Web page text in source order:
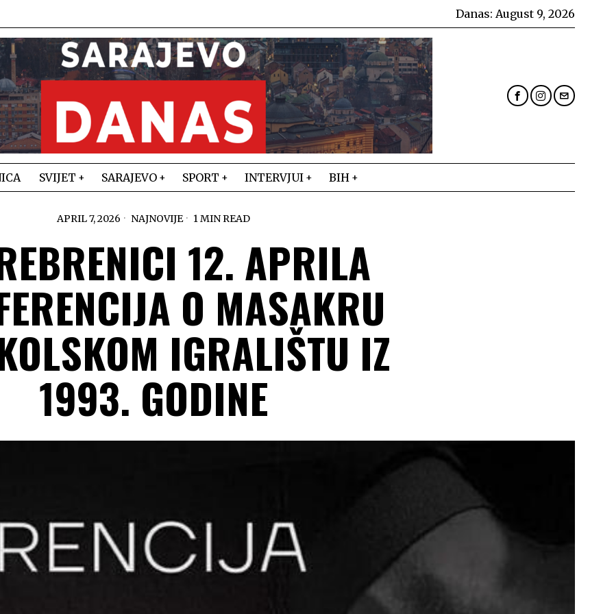
Danas: August 9, 2026
SVIJET SARAJEVO SPORT INTERVJUI BIH
APRIL 7, 2026 NAJNOVIJE 1 MIN READ
12. APRILA
O MASAKRU
IGRALIŠTU IZ
1993. GODINE